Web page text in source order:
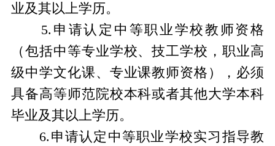
业及其以上学历。
5.申请认定中等职业学校教师资格
（包括中等专业学校、技工学校，职业高
级中学文化课、专业课教师资格），必须
具备高等师范院校本科或者其他大学本科
毕业及其以上学历。
6.申请认定中等职业学校实习指导教